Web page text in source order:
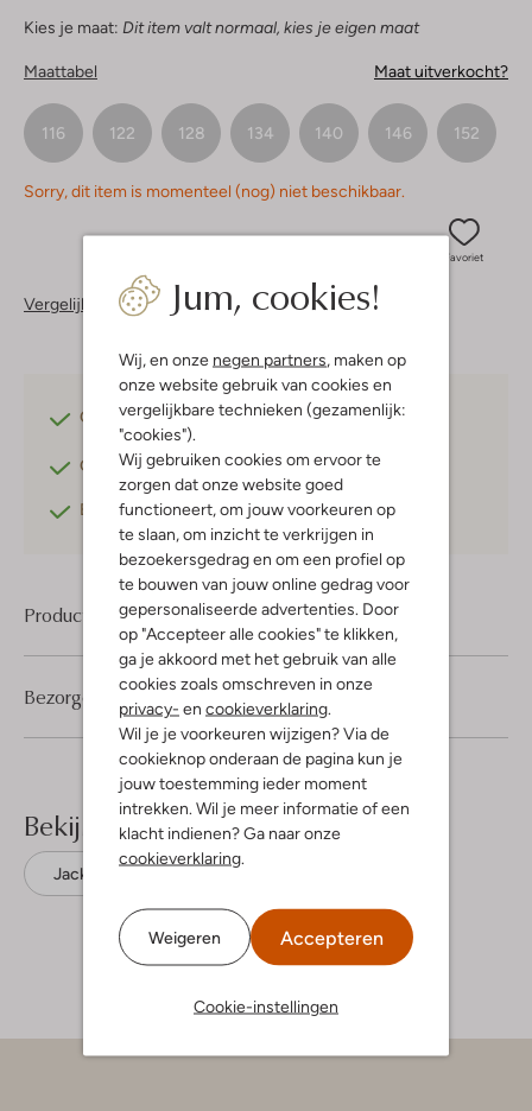
Jum, cookies!
Wij, en onze negen partners, maken op
onze website gebruik van cookies en
vergelijkbare technieken (gezamenlijk:
"cookies").
Wij gebruiken cookies om ervoor te
zorgen dat onze website goed
functioneert, om jouw voorkeuren op
te slaan, om inzicht te verkrijgen in
bezoekersgedrag en om een profiel op
te bouwen van jouw online gedrag voor
gepersonaliseerde advertenties. Door
op "Accepteer alle cookies" te klikken,
ga je akkoord met het gebruik van alle
cookies zoals omschreven in onze
privacy- en cookieverklaring.
Wil je je voorkeuren wijzigen? Via de
cookieknop onderaan de pagina kun je
jouw toestemming ieder moment
intrekken. Wil je meer informatie of een
klacht indienen? Ga naar onze
cookieverklaring.
Weigeren Accepteren
Cookie-instellingen
Kies je maat: Dit item valt normaal, kies je eigen maat
Maattabel Maat uitverkocht?
116 122 128 134 140 146 152
Sorry, dit item is momenteel (nog) niet beschikbaar.
Favoriet
Vergelijkbare items
Gratis verzendingvanaf €75,-
Gratis retournerenbinnen 30 dagen*
Betaal achterafmet Klarna
Product informatie
Bezorgen & retourneren
Bekijk meer
Jacks